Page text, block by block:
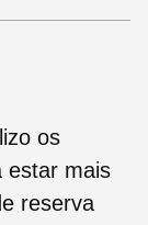
os
estar mais
reserva